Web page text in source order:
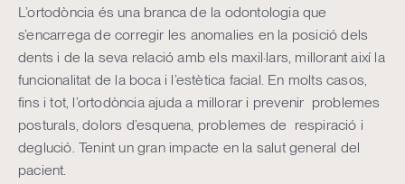
L’ortodòncia és una branca de la odontologia que
s’encarrega de corregir les anomalies en la posició dels
dents i de la seva relació amb els maxil·lars, millorant així la
funcionalitat de la boca i l’estètica facial. En molts casos,
fins i tot, l’ortodòncia ajuda a millorar i prevenir problemes
posturals, dolors d’esquena, problemes de respiració i
deglució. Tenint un gran impacte en la salut general del
pacient.